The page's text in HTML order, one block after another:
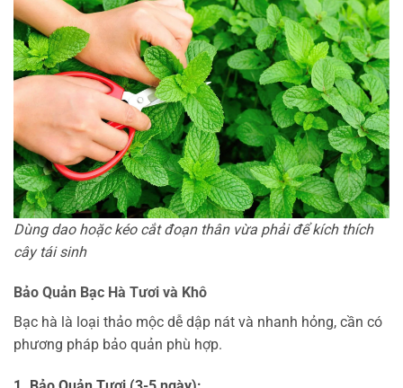
Dùng dao hoặc kéo cắt đoạn thân vừa phải để kích thích
cây tái sinh
Bảo Quản Bạc Hà Tươi và Khô
Bạc hà là loại thảo mộc dễ dập nát và nhanh hỏng, cần có
phương pháp bảo quản phù hợp.